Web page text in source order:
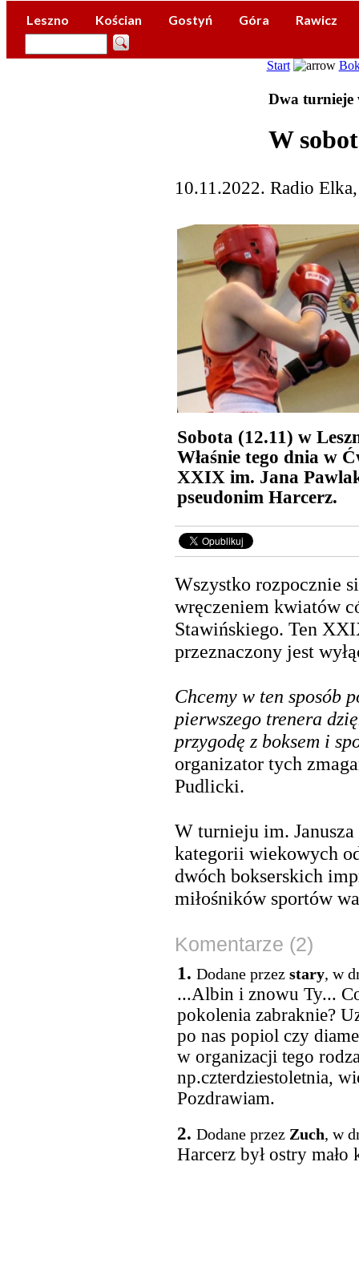
Leszno Kościan Gostyń Góra Rawicz
Start
Dwa turnieje
W
10.11.2022. Radio
Sobota (12.11) w
Właśnie tego dnia w
XXIX im. Jana
pseudonim Harcerz.
Wszystko rozpocznie
wręczeniem kwiatów
Stawińskiego. Ten
przeznaczony jest
Chcemy w ten sposób
pierwszego trenera
przygodę z boksem i
organizator tych
Pudlicki.
W turnieju im.
kategorii wiekowych
dwóch bokserskich
miłośników sportów
Komentarze (2)
1. Dodane przez stary, w
...Albin i znowu Ty...
pokolenia zabraknie?
po nas popiol czy
w organizacji tego
np.czterdziestoletnia,
Pozdrawiam.
2. Dodane przez Zuch, w
Harcerz był ostry mało